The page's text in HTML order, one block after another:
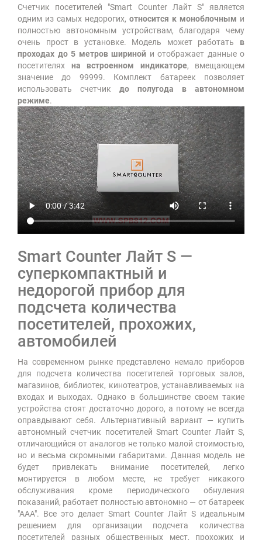
Счетчик посетителей "Smart Counter Лайт S" является
одним из самых недорогих, относится к моноблочным и
полностью автономным устройствам, благодаря чему
очень прост в установке. Модель может работать в
проходах до 5 метров шириной и отображает данные о
посетителях на встроенном индикаторе, вмещающем
значение до 99999. Комплект батареек позволяет
использовать счетчик до полугода в автономном
режиме.
Smart Counter Лайт S —
суперкомпактный и
недорогой прибор для
подсчета количества
посетителей, прохожих,
автомобилей
На современном рынке представлено немало приборов
для подсчета количества посетителей торговых залов,
магазинов, библиотек, кинотеатров, устанавливаемых на
входах и выходах. Однако в большинстве своем такие
устройства стоят достаточно дорого, а потому не всегда
оправдывают себя. Альтернативный вариант — купить
автономный счетчик посетителей Smart Counter Лайт S,
отличающийся от аналогов не только малой стоимостью,
но и весьма скромными габаритами. Данная модель не
будет привлекать внимание посетителей, легко
монтируется в любом месте, не требует никакого
обслуживания кроме периодического обнуления
показаний, работает полностью автономно — от батареек
"ААА". Все это делает Smart Counter Лайт S идеальным
решением для организации подсчета количества
посетителей разных общественных мест, прохожих и